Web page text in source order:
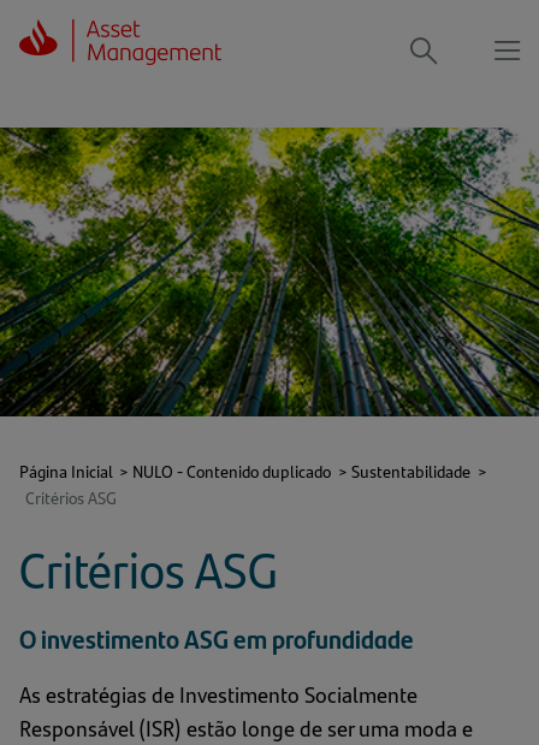
Página Inicial > NULO - Contenido duplicado > Sustentabilidade >
Critérios ASG
Critérios ASG
O investimento ASG em profundidade
As estratégias de Investimento Socialmente
Responsável (ISR) estão longe de ser uma moda e